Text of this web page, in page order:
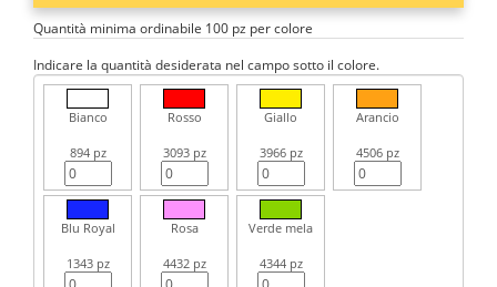
Quantità minima ordinabile 100 pz per colore
Indicare la quantità desiderata nel campo sotto il colore.
Bianco
894 pz
Rosso
3093 pz
Giallo
3966 pz
Arancio
4506 pz
Blu Royal
1343 pz
Rosa
4432 pz
Verde mela
4344 pz